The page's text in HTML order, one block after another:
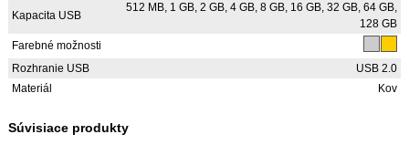
Kapacita USB
512 MB, 1 GB, 2 GB, 4 GB, 8 GB, 16 GB, 32 GB, 64 GB,
128 GB
Farebné možnosti
Rozhranie USB
USB 2.0
Materiál
Kov
Súvisiace produkty